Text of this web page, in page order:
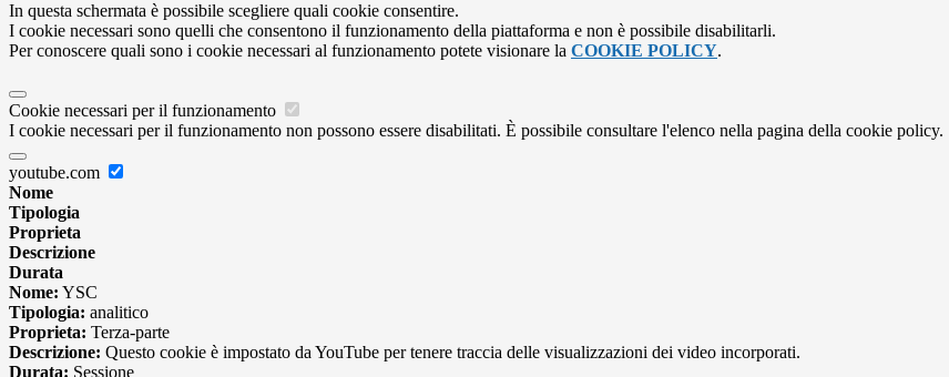
In questa schermata è possibile scegliere quali cookie consentire.
I cookie necessari sono quelli che consentono il funzionamento della piattaforma e non è possibile disabilitarli.
Per conoscere quali sono i cookie necessari al funzionamento potete visionare la COOKIE POLICY.
Cookie necessari per il funzionamento
I cookie necessari per il funzionamento non possono essere disabilitati. È possibile consultare l'elenco nella pagina della cookie policy.
youtube.com
Nome
Tipologia
Proprieta
Descrizione
Durata
Nome: YSC
Tipologia: analitico
Proprieta: Terza-parte
Descrizione: Questo cookie è impostato da YouTube per tenere traccia delle visualizzazioni dei video incorporati.
Durata: Sessione